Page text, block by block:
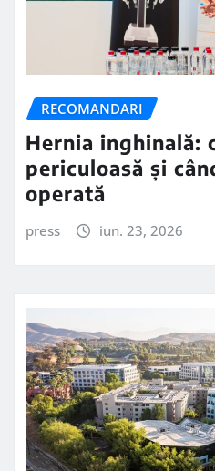
RECOMANDARI
Hernia inghinală:
periculoasă și
operată
press iun. 23, 2026